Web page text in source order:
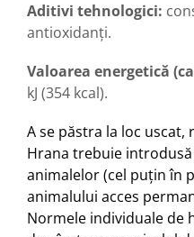
Aditivi tehnologici:
antioxidanţi.
Valoarea energetică
kJ (354 kcal).
A se păstra la loc
Hrana trebuie
animalelor (cel puțin în
animalului acces
Normele individuale de